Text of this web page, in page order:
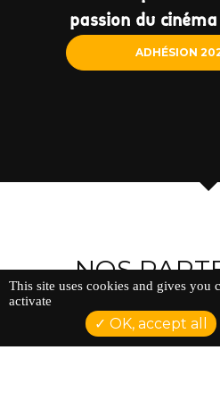
passion du
ADHÉSION
NOS
This site uses cookies and gives you
activate
OK, accept all